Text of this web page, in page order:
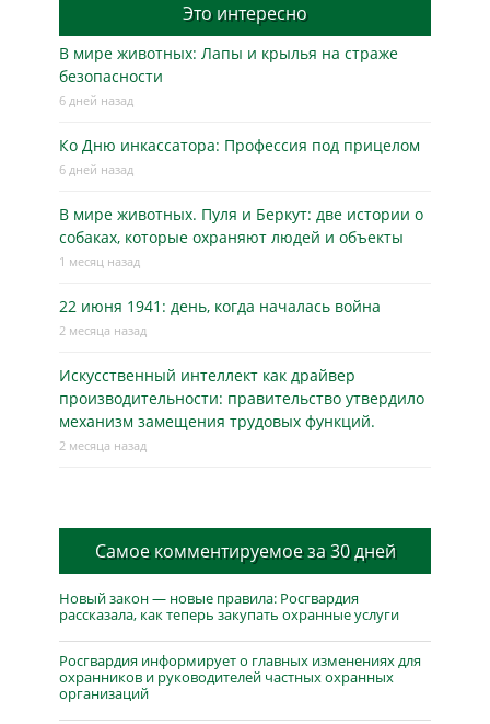
Это интересно
В мире животных: Лапы и крылья на страже
безопасности
6 дней назад
Ко Дню инкассатора: Профессия под прицелом
6 дней назад
В мире животных. Пуля и Беркут: две истории о
собаках, которые охраняют людей и объекты
1 месяц назад
22 июня 1941: день, когда началась война
2 месяца назад
Искусственный интеллект как драйвер
производительности: правительство утвердило
механизм замещения трудовых функций.
2 месяца назад
Самое комментируемое за 30 дней
Новый закон — новые правила: Росгвардия
рассказала, как теперь закупать охранные услуги
Росгвардия информирует о главных изменениях для
охранников и руководителей частных охранных
организаций